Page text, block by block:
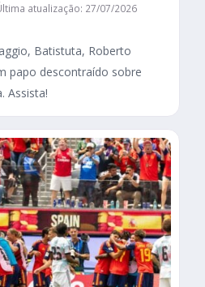
atualização: 27/07/2026
Batistuta, Roberto
papo descontraído sobre
Assista!